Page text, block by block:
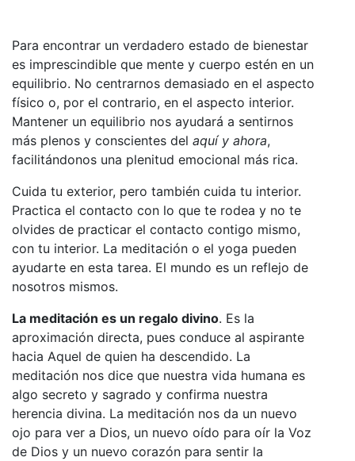
Para encontrar un verdadero estado de bienestar
es imprescindible que mente y cuerpo estén en un
equilibrio. No centrarnos demasiado en el aspecto
físico o, por el contrario, en el aspecto interior.
Mantener un equilibrio nos ayudará a sentirnos
más plenos y conscientes del aquí y ahora,
facilitándonos una plenitud emocional más rica.
Cuida tu exterior, pero también cuida tu interior.
Practica el contacto con lo que te rodea y no te
olvides de practicar el contacto contigo mismo,
con tu interior. La meditación o el yoga pueden
ayudarte en esta tarea. El mundo es un reflejo de
nosotros mismos.
La meditación es un regalo divino. Es la
aproximación directa, pues conduce al aspirante
hacia Aquel de quien ha descendido. La
meditación nos dice que nuestra vida humana es
algo secreto y sagrado y confirma nuestra
herencia divina. La meditación nos da un nuevo
ojo para ver a Dios, un nuevo oído para oír la Voz
de Dios y un nuevo corazón para sentir la